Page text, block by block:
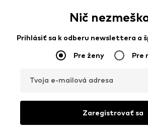
Nič
Prihlásiť sa k odberu newslettera a
Pre ženy Pre
Tvoja e-mailová adresa
Zaregistrovať sa